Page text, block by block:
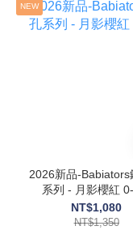
NEW
2026新品-Babiators
系列 - 月影櫻紅
NT$1,080
NT$1,350